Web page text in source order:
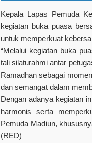
Kepala Lapas Pemuda
kegiatan buka puasa
untuk memperkuat
“Melalui kegiatan buka
tali silaturahmi antar
Ramadhan sebagai
dan semangat dalam
Dengan adanya kegiatan
harmonis serta
Pemuda Madiun,
(RED)